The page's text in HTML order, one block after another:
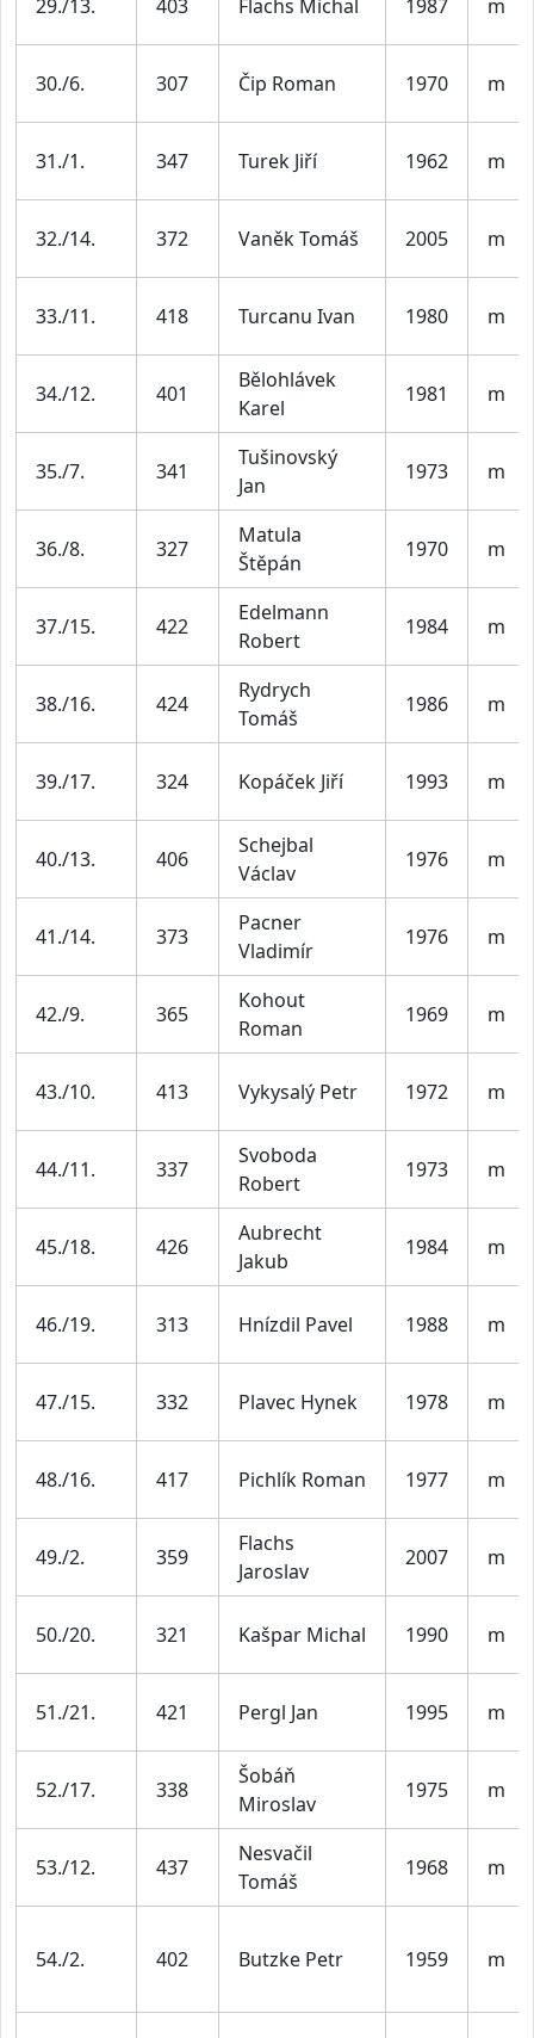
29./13. 403 Flachs Michal 1987 m
30./6. 307 Čip Roman 1970 m
31./1. 347 Turek Jiří 1962 m
32./14. 372 Vaněk Tomáš 2005 m
33./11. 418 Turcanu Ivan 1980 m
34./12. 401
Bělohlávek
Karel
1981 m
35./7. 341
Tušinovský
Jan
1973 m
36./8. 327
Matula
Štěpán
1970 m
37./15. 422
Edelmann
Robert
1984 m
38./16. 424
Rydrych
Tomáš
1986 m
39./17. 324 Kopáček Jiří 1993 m
40./13. 406
Schejbal
Václav
1976 m
41./14. 373
Pacner
Vladimír
1976 m
42./9. 365
Kohout
Roman
1969 m
43./10. 413 Vykysalý Petr 1972 m
44./11. 337
Svoboda
Robert
1973 m
45./18. 426
Aubrecht
Jakub
1984 m
46./19. 313 Hnízdil Pavel 1988 m
47./15. 332 Plavec Hynek 1978 m
48./16. 417 Pichlík Roman 1977 m
49./2. 359
Flachs
Jaroslav
2007 m
50./20. 321 Kašpar Michal 1990 m
51./21. 421 Pergl Jan 1995 m
52./17. 338
Šobáň
Miroslav
1975 m
53./12. 437
Nesvačil
Tomáš
1968 m
54./2. 402 Butzke Petr 1959 m